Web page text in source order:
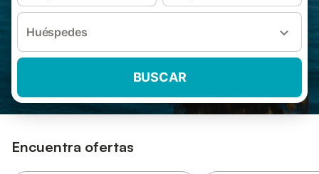
Huéspedes
BUSCAR
Encuentra ofertas